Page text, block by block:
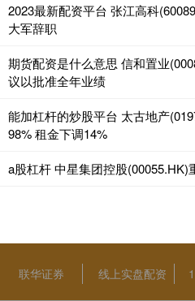
2023最新配资平台 张江高科
大军辞职
期货配资是什么意思 信和置业
议以批准全年业绩
能加杠杆的炒股平台 太古地产
98% 租金下调14%
a股杠杆 中星集团控股
联华证券 线上实盘配资